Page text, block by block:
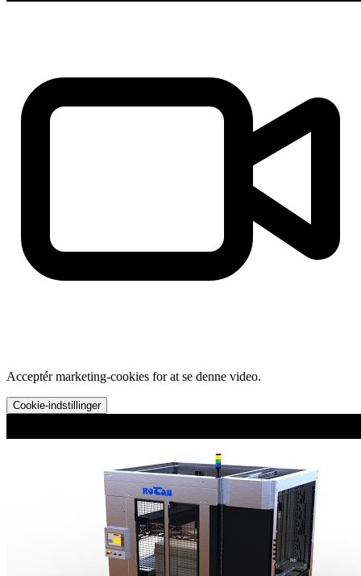
Acceptér marketing-cookies for at se denne video.
Cookie-indstillinger